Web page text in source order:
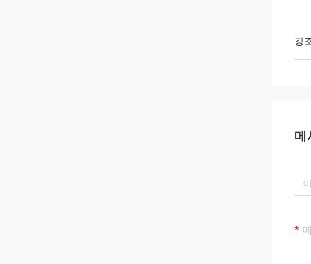
강
메